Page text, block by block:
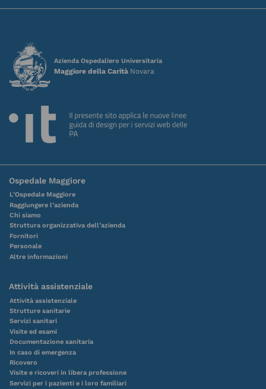
Azienda Ospedaliero Universitaria
Maggiore della Carità Novara
Ospedale Maggiore
L’Ospedale Maggiore
Raggiungere l’azienda
Chi siamo
Struttura organizzativa dell’azienda
Fornitori
Personale
Altre informazioni
Attività assistenziale
Attività assistenziale
Strutture sanitarie
Servizi sanitari
Visite ed esami
Documentazione sanitaria
In caso di emergenza
Ricovero
Visite e ricoveri in libera professione
Servizi per i pazienti e i loro familiari